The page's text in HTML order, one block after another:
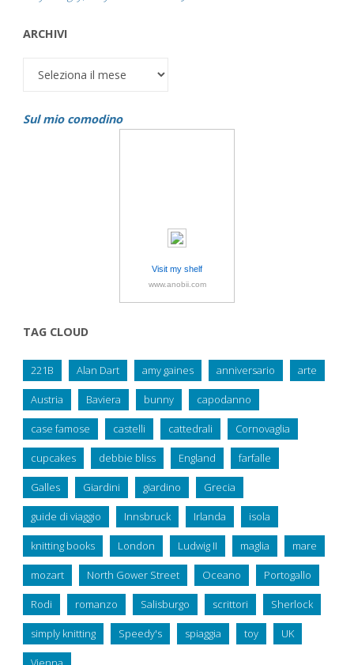
ARCHIVI
Sul mio comodino
Visit my shelf
www.anobii.com
TAG CLOUD
221B Alan Dart amy gaines anniversario arte
Austria Baviera bunny capodanno
case famose castelli cattedrali Cornovaglia
cupcakes debbie bliss England farfalle
Galles Giardini giardino Grecia
guide di viaggio Innsbruck Irlanda isola
knitting books London Ludwig II maglia mare
mozart North Gower Street Oceano Portogallo
Rodi romanzo Salisburgo scrittori Sherlock
simply knitting Speedy's spiaggia toy UK